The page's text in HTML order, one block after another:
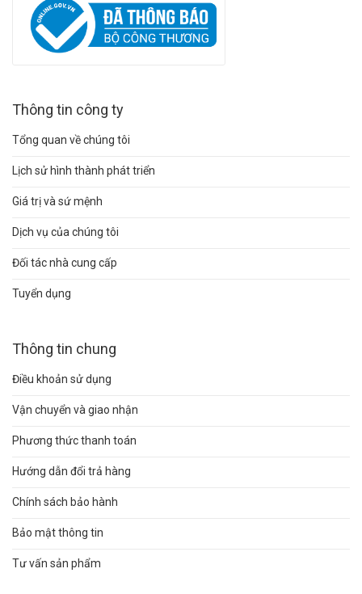
Thông tin công ty
Tổng quan về chúng tôi
Lịch sử hình thành phát triển
Giá trị và sứ mệnh
Dịch vụ của chúng tôi
Đối tác nhà cung cấp
Tuyển dụng
Thông tin chung
Điều khoản sử dụng
Vận chuyển và giao nhận
Phương thức thanh toán
Hướng dẫn đổi trả hàng
Chính sách bảo hành
Bảo mật thông tin
Tư vấn sản phẩm